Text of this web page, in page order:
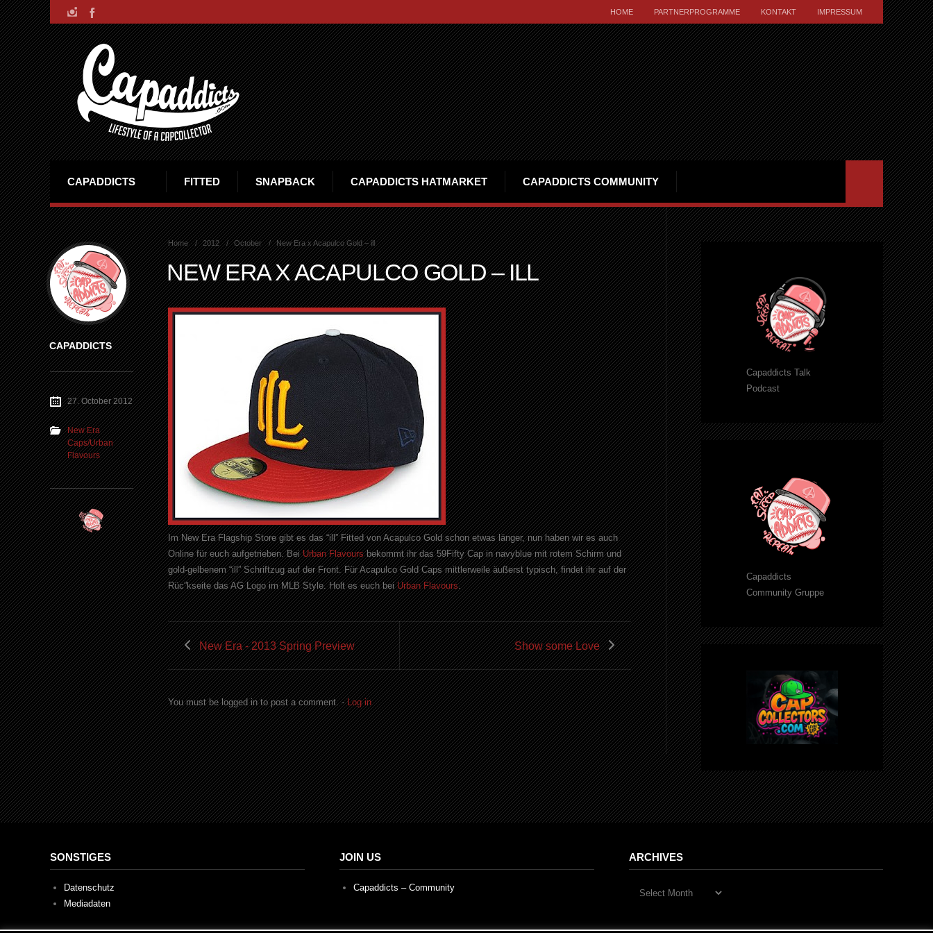
HOME PARTNERPROGRAMME KONTAKT IMPRESSUM
CAPADDICTS FITTED SNAPBACK CAPADDICTS HATMARKET CAPADDICTS COMMUNITY
Home 2012 October New Era x Acapulco Gold – ill
NEW ERA X ACAPULCO GOLD – ILL
Im New Era Flagship Store gibt es das “ill” Fitted von Acapulco Gold schon etwas länger, nun haben wir es auch
Online für euch aufgetrieben. BeiUrban Flavoursbekommt ihr das 59Fifty Cap in navyblue mit rotem Schirm und
gold-gelbenem “ill” Schriftzug auf der Front. Für Acapulco Gold Caps mittlerweile äußerst typisch, findet ihr auf der
Rüc”kseite das AG Logo im MLB Style. Holt es euch beiUrban Flavours.
New Era - 2013 Spring Preview Show some Love
You must be logged in to post a comment. -Log in
CAPADDICTS
27. October 2012
New Era
Caps/Urban
Flavours
Capaddicts Talk
Podcast
Capaddicts
Community Gruppe
SONSTIGES
Datenschutz
Mediadaten
JOIN US
Capaddicts – Community
ARCHIVES